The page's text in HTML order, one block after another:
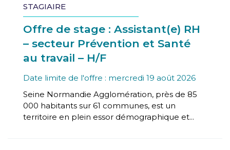
STAGIAIRE
Offre de stage : Assistant(e) RH
– secteur Prévention et Santé
au travail – H/F
Date limite de l'offre : mercredi 19 août 2026
Seine Normandie Agglomération, près de 85
000 habitants sur 61 communes, est un
territoire en plein essor démographique et...